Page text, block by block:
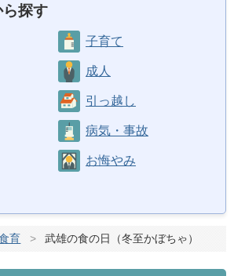
探す
子育て
成人
引っ越し
病気・事故
お悔やみ
育 > 武雄の食の日（冬至かぼちゃ）